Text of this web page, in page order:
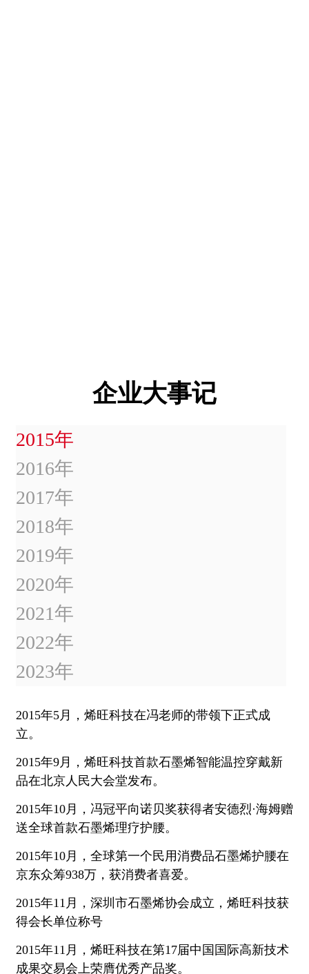
企业大事记
2015年
2016年
2017年
2018年
2019年
2020年
2021年
2022年
2023年
2015年5月，烯旺科技在冯老师的带领下正式成
立。
2015年9月，烯旺科技首款石墨烯智能温控穿戴新
品在北京人民大会堂发布。
2015年10月，冯冠平向诺贝奖获得者安德烈·海姆赠
送全球首款石墨烯理疗护腰。
2015年10月，全球第一个民用消费品石墨烯护腰在
京东众筹938万，获消费者喜爱。
2015年11月，深圳市石墨烯协会成立，烯旺科技获
得会长单位称号
2015年11月，烯旺科技在第17届中国国际高新技术
成果交易会上荣膺优秀产品奖。